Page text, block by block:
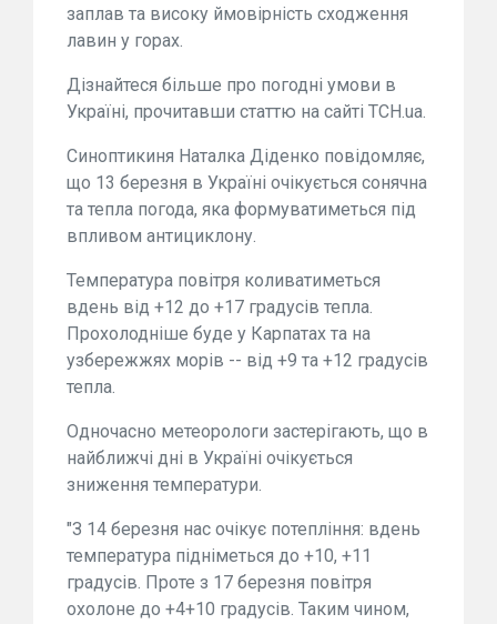
заплав та високу ймовірність сходження
лавин у горах.
Дізнайтеся більше про погодні умови в
Україні, прочитавши статтю на сайті ТСН.ua.
Синоптикиня Наталка Діденко повідомляє,
що 13 березня в Україні очікується сонячна
та тепла погода, яка формуватиметься під
впливом антициклону.
Температура повітря коливатиметься
вдень від +12 до +17 градусів тепла.
Прохолодніше буде у Карпатах та на
узбережжях морів -- від +9 та +12 градусів
тепла.
Одночасно метеорологи застерігають, що в
найближчі дні в Україні очікується
зниження температури.
"З 14 березня нас очікує потепління: вдень
температура підніметься до +10, +11
градусів. Проте з 17 березня повітря
охолоне до +4+10 градусів. Таким чином,